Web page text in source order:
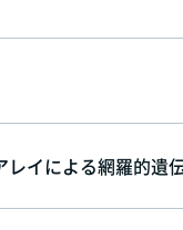
イによる網羅的遺伝